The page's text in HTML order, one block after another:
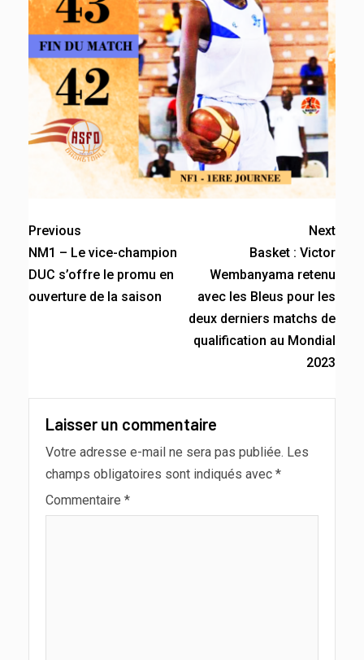
Previous
NM1 – Le vice-champion
DUC s’offre le promu en
ouverture de la saison
Next
Basket : Victor
Wembanyama retenu
avec les Bleus pour les
deux derniers matchs de
qualification au Mondial
2023
Laisser un commentaire
Votre adresse e-mail ne sera pas publiée. Les
champs obligatoires sont indiqués avec *
Commentaire *